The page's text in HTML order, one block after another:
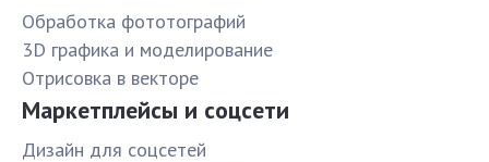
Обработка фототографий
3D графика и моделирование
Отрисовка в векторе
Маркетплейсы и соцсети
Дизайн для соцсетей